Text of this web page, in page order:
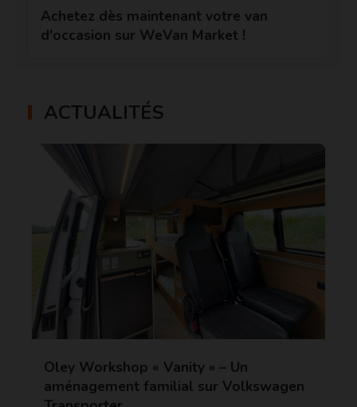
Achetez dès maintenant votre van
d'occasion sur WeVan Market !
ACTUALITÉS
Oley Workshop « Vanity » – Un
aménagement familial sur Volkswagen